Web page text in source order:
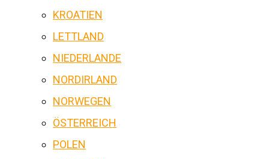
KROATIEN
LETTLAND
NIEDERLANDE
NORDIRLAND
NORWEGEN
ÖSTERREICH
POLEN